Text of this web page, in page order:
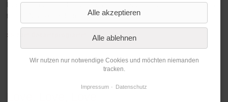
Der Eintritt zu den Konzerten ist frei. Es wird jeweils um Spenden
für die Musiker gebeten.
>> zum Gesamtprogramm
Alle akzeptieren
Alle ablehnen
Wir nutzen nur notwendige Cookies und möchten niemanden
tracken.
Impressum Datenschutz